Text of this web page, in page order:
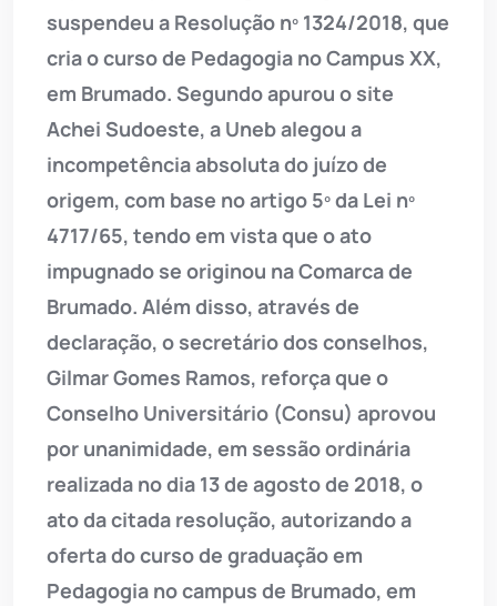
suspendeu a Resolução nº 1324/2018, que
cria o curso de Pedagogia no Campus XX,
em Brumado. Segundo apurou o site
Achei Sudoeste, a Uneb alegou a
incompetência absoluta do juízo de
origem, com base no artigo 5º da Lei nº
4717/65, tendo em vista que o ato
impugnado se originou na Comarca de
Brumado. Além disso, através de
declaração, o secretário dos conselhos,
Gilmar Gomes Ramos, reforça que o
Conselho Universitário (Consu) aprovou
por unanimidade, em sessão ordinária
realizada no dia 13 de agosto de 2018, o
ato da citada resolução, autorizando a
oferta do curso de graduação em
Pedagogia no campus de Brumado, em